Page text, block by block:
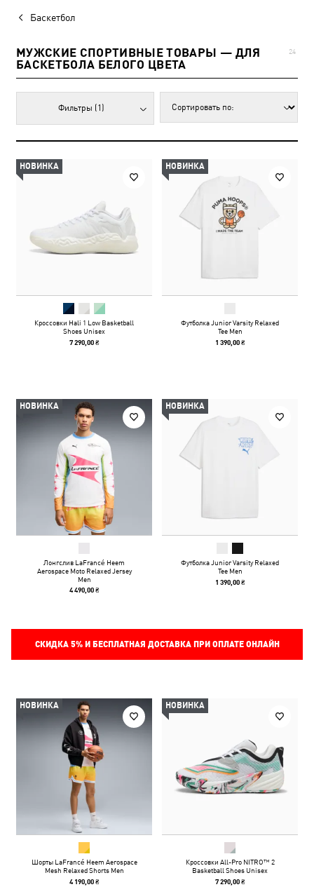
Баскетбол
МУЖСКИЕ СПОРТИВНЫЕ ТОВАРЫ — ДЛЯ
БАСКЕТБОЛА БЕЛОГО ЦВЕТА
24
Фильтры (1)
НОВИНКА
Кроссовки Hali 1 Low Basketball
Shoes Unisex
7 290,00 ₴
НОВИНКА
Футболка Junior Varsity Relaxed
Tee Men
1 390,00 ₴
НОВИНКА
Лонгслив LaFrancé Heem
Aerospace Moto Relaxed Jersey
Men
4 490,00 ₴
НОВИНКА
Футболка Junior Varsity Relaxed
Tee Men
1 390,00 ₴
СКИДКА 5%И БЕСПЛАТНАЯ ДОСТАВКА ПРИ ОПЛАТЕ ОНЛАЙН
НОВИНКА
Шорты LaFrancé Heem Aerospace
Mesh Relaxed Shorts Men
4 190,00 ₴
НОВИНКА
Кроссовки All-Pro NITRO™ 2
Basketball Shoes Unisex
7 290,00 ₴